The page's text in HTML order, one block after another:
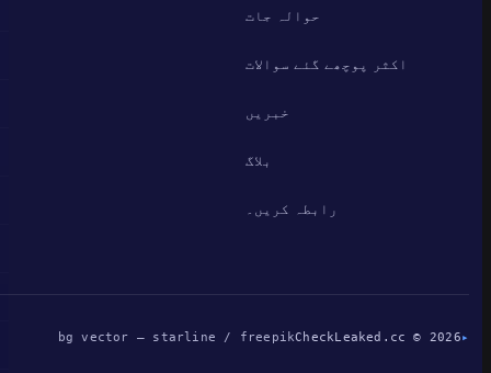
حوالہ جات
اکثر پوچھے گئے سوالات
خبریں
بلاگ
رابطہ کریں۔
CheckLeaked.cc © 2026
bg vector — starline / freepik